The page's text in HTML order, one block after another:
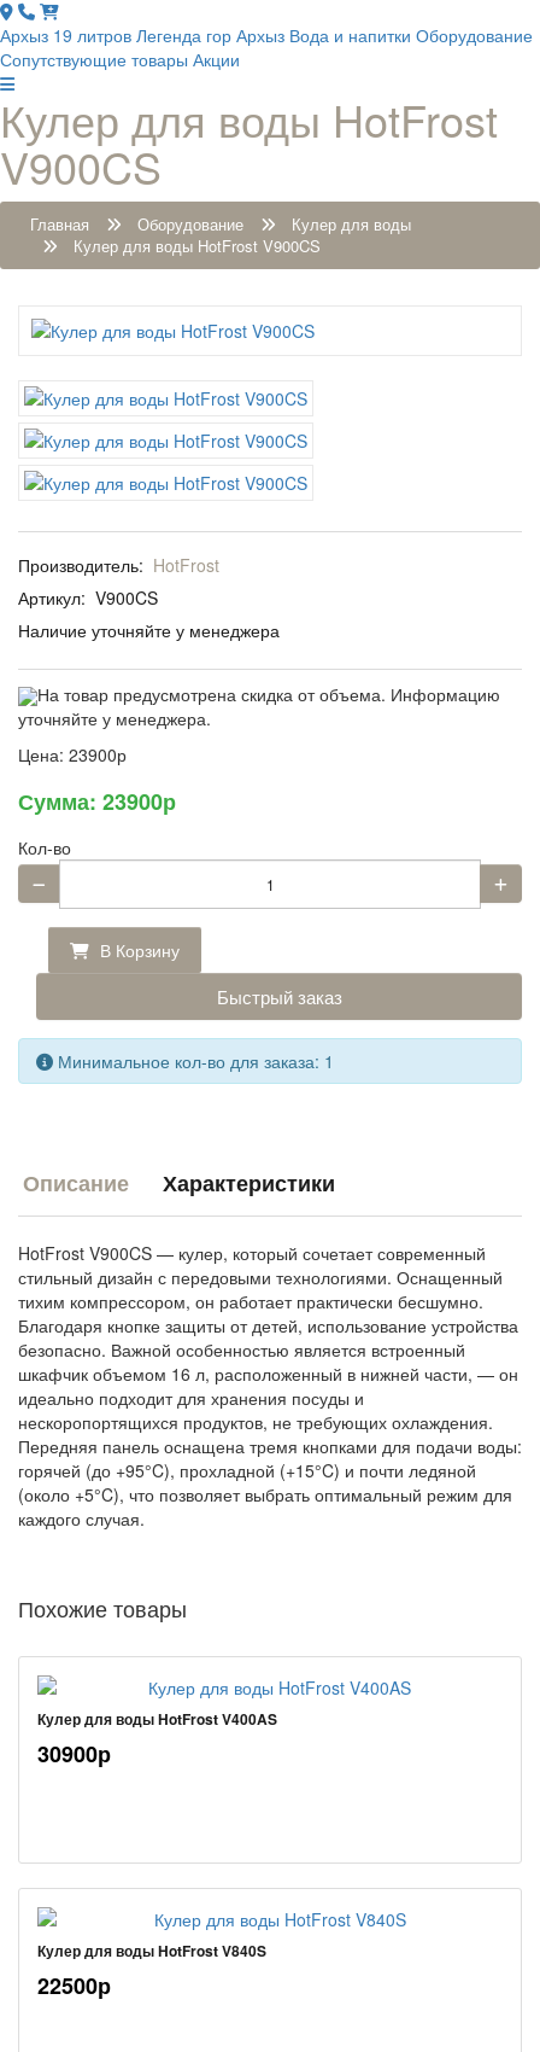
Архыз 19 литров Легенда гор Архыз Вода и напитки Оборудование
Сопутствующие товары Акции
Кулер для воды HotFrost
V900CS
Главная Оборудование
Кулер для воды
Кулер для воды HotFrost V900CS
Производитель: HotFrost
Артикул: V900CS
Наличие уточняйте у менеджера
На товар предусмотрена скидка от объема. Информацию
уточняйте у менеджера.
Цена: 23900р
Сумма: 23900р
Кол-во
В Корзину
Быстрый заказ
Минимальное кол-во для заказа: 1
Описание Характеристики
HotFrost V900CS — кулер, который сочетает современный
стильный дизайн с передовыми технологиями. Оснащенный
тихим компрессором, он работает практически бесшумно.
Благодаря кнопке защиты от детей, использование устройства
безопасно. Важной особенностью является встроенный
шкафчик объемом 16 л, расположенный в нижней части, — он
идеально подходит для хранения посуды и
нескоропортящихся продуктов, не требующих охлаждения.
Передняя панель оснащена тремя кнопками для подачи воды:
горячей (до +95°C), прохладной (+15°C) и почти ледяной
(около +5°C), что позволяет выбрать оптимальный режим для
каждого случая.
Похожие товары
Кулер для воды HotFrost V400AS
30900р
Кулер для воды HotFrost V840S
22500р